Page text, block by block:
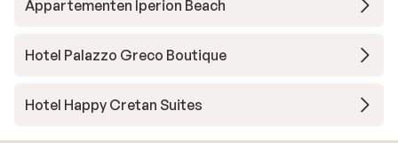
Appartementen Iperion Beach
Hotel Palazzo Greco Boutique
Hotel Happy Cretan Suites